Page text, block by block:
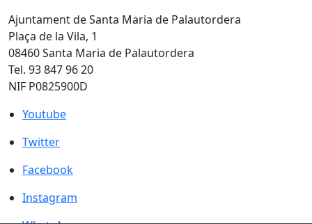
Ajuntament de Santa Maria de Palautordera
Plaça de la Vila, 1
08460 Santa Maria de Palautordera
Tel. 93 847 96 20
NIF P0825900D
Youtube
Youtube
Twitter
Twitter
Facebook
Facebook
Instagram
Instagram